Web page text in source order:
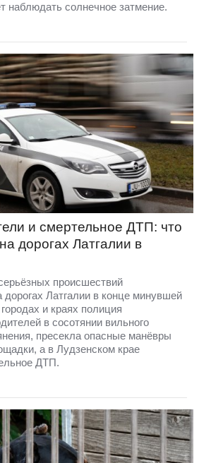
наблюдать солнечное затмение.
и смертельное ДТП: что
дорогах Латгалии в
происшествий
дорогах Латгалии в конце минувшей
и краях полиция
в сосотянии вильного
пресекла опасные манёвры
а в Лудзенском крае
ДТП.